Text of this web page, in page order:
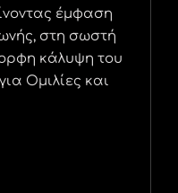
έμφαση
στη σωστή
κάλυψη του
Ομιλίες και